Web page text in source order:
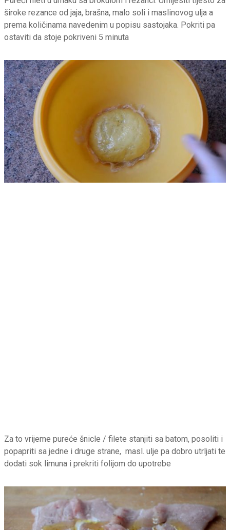
široke rezance od jaja, brašna, malo soli i maslinovog ulja a
prema količinama navedenim u popisu sastojaka. Pokriti pa
ostaviti da stoje pokriveni 5 minuta
Za to vrijeme pureće šnicle / filete stanjiti sa batom, posoliti i
popapriti sa jedne i druge strane, masl. ulje pa dobro utrljati te
dodati sok limuna i prekriti folijom do upotrebe